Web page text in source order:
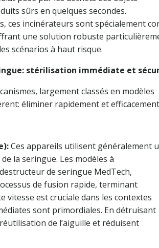
sûrs en quelques secondes.
ces incinérateurs sont spécialement
une solution robuste
scénarios à haut risque.
stérilisation immédiate et
largement classés en modèles
éliminer rapidement et
Ces appareils utilisent généralement
la seringue. Les modèles à
de seringue MedTech,
de fusion rapide, terminant
vitesse est cruciale dans les contextes
sont primordiales. En détruisant
de l’aiguille et réduisent